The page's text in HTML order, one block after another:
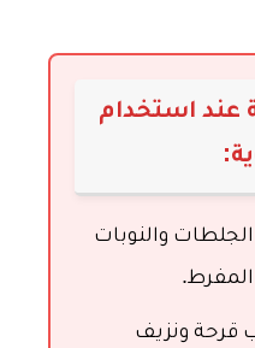
عند استخدام
والنوبات
المفرط.
قرحة ونزيف